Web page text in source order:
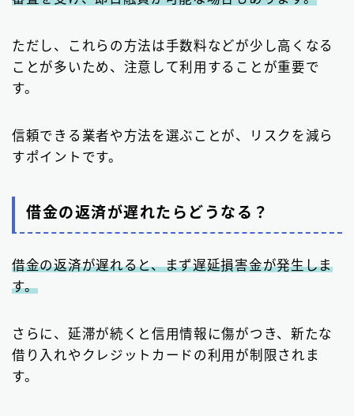
ただし、これらの方法は手数料などが少し高くなる
ことが多いため、注意して利用することが重要で
す。
信頼できる業者や方法を選ぶことが、リスクを減ら
すポイントです。
借金の返済が遅れたらどうなる？
借金の返済が遅れると、まず遅延損害金が発生しま
す。
さらに、延滞が続くと信用情報に傷がつき、新たな
借り入れやクレジットカードの利用が制限されま
す。